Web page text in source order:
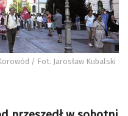
/ Fot. Jarosław Kubalski